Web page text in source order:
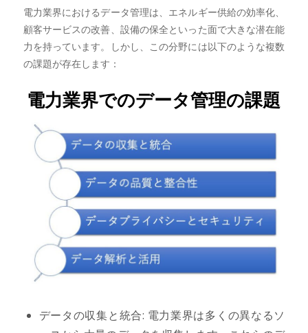
電力業界におけるデータ管理は、エネルギー供給の効率化、
顧客サービスの改善、設備の保全といった面で大きな潜在能
力を持っています。しかし、この分野には以下のような複数
の課題が存在します：
電力業界でのデータ管理の課題
データの収集と統合: 電力業界は多くの異なるソ